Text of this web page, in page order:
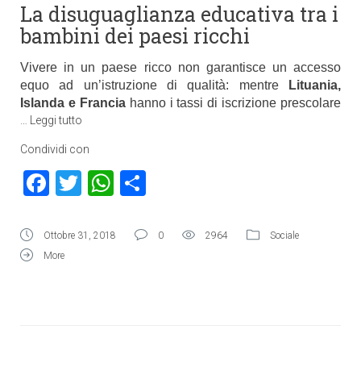
La disuguaglianza educativa tra i
bambini dei paesi ricchi
Vivere in un paese ricco non garantisce un accesso
equo ad un’istruzione di qualità: mentre
Lituania,
Islanda e Francia hanno i tassi di iscrizione prescolare
Leggi tutto
Condividi con
Facebook
TwitterWhatsApp
Ottobre 31, 2018 0 2964
Sociale
More